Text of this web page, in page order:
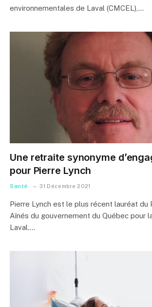
environnementales de Laval (CMCEL),…
Une retraite synonyme
pour Pierre Lynch
Santé 31 Décembre 2021
Pierre Lynch est le plus récent lauréat du
Aînés du gouvernement du Québec pour
Laval.…